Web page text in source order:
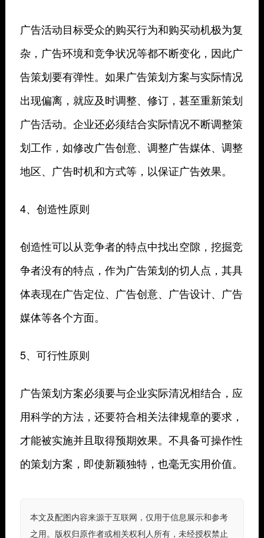
广告活动目标受众的购买行为和购买动机极为复
杂，广告环境和竞争状况等都不断变化，因此广
告策划要有弹性。如果广告策划方案与实际情况
出现偏离，就应及时调整、修订，甚至重新策划
广告活动。企业还必须结合实际情况不断调整策
划工作，如修改广告创意、调整广告媒体、调整
地区、广告时机和方式等，以保证广告效果。
4、创造性原则
创造性可以从竞争者的特点中找出空隙，挖掘竞
争者没有的特点，作为广告策划的切人点，其具
体表现在广告定位、广告创意、广告设计、广告
媒体等各个方面。
5、可行性原则
广告策划方案必须要与企业实际清况相结合，应
用科学的方法，还要符合相关法律规章的要求，
才能被实施并且取得预期效果。不具备可操作性
的策划方案，即使新颖独特，也毫无实用价值。
本文及配图内容来源于互联网，仅用于信息展示和参考
之用。版权归原作者或相关权利人所有，未经授权禁止